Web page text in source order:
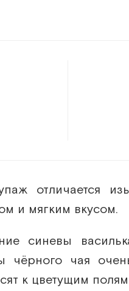
отличается
и мягким вкусом.
синевы
чёрного чая
к цветущим